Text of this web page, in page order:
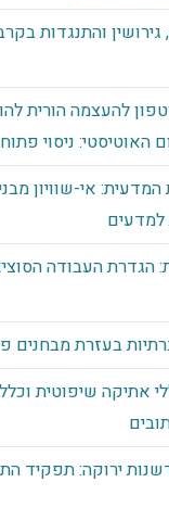
והתנגדות
להעצמה הורית
ניסוי
אי-שוויון
למדעים
הגדרת העבודה
בעזרת מבחנים
אתיקה שיפוטית
ירוקה: תפקיד